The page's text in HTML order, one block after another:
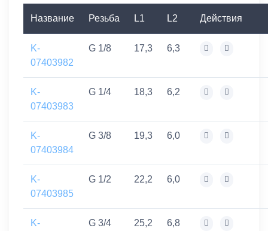
Название Резьба L1 L2 Действия
K-
07403982
G 1/8 17,3 6,3
K-
07403983
G 1/4 18,3 6,2
K-
07403984
G 3/8 19,3 6,0
K-
07403985
G 1/2 22,2 6,0
K-
G 3/4 25,2 6,8